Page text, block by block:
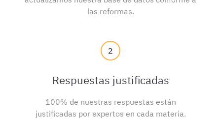
las reformas.
2
Respuestas justificadas
100% de nuestras respuestas están
justificadas por expertos en cada materia.